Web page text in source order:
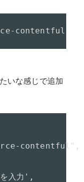
contentful
いな感じで追加
contentful",
入力',